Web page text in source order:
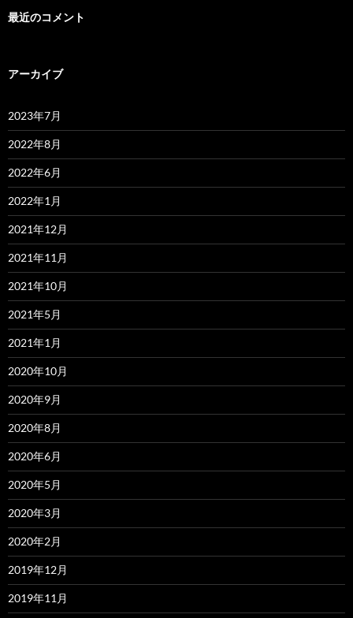
最近のコメント
アーカイブ
2023年7月
2022年8月
2022年6月
2022年1月
2021年12月
2021年11月
2021年10月
2021年5月
2021年1月
2020年10月
2020年9月
2020年8月
2020年6月
2020年5月
2020年3月
2020年2月
2019年12月
2019年11月